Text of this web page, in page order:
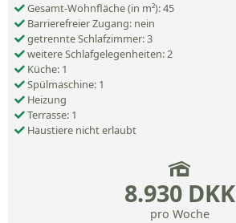
Gesamt-Wohnfläche (in m²): 45
Barrierefreier Zugang: nein
getrennte Schlafzimmer: 3
weitere Schlafgelegenheiten: 2
Küche: 1
Spülmaschine: 1
Heizung
Terrasse: 1
Haustiere nicht erlaubt
8.930 DKK
pro Woche